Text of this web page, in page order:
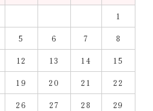
1
5 6 7 8
12 13 14 15
19 20 21 22
26 27 28 29